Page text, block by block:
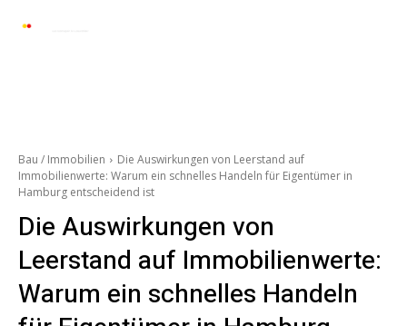
Bau / Immobilien
Die Auswirkungen von Leerstand auf
Immobilienwerte: Warum ein schnelles Handeln für Eigentümer in
Hamburg entscheidend ist
Die Auswirkungen von
Leerstand auf Immobilienwerte:
Warum ein schnelles Handeln